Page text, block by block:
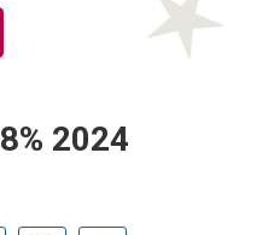
2024